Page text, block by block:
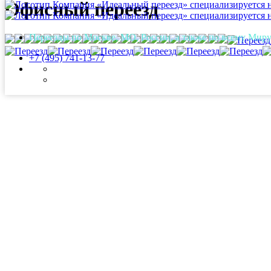
Переезды по Москве, МО, России, а также по всему Миру
+7 (495) 741-13-77
Офисный переезд